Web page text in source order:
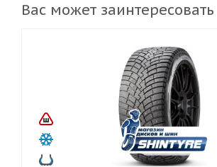
Вас может заинтересовать